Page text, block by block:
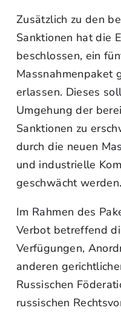
Zusätzlich zu den
Sanktionen hat die
beschlossen, ein
Massnahmenpaket
erlassen. Dieses
Umgehung der
Sanktionen zu
durch die neuen
und industrielle
geschwächt werden.
Im Rahmen des
Verbot betreffend
Verfügungen,
anderen
Russischen
russischen